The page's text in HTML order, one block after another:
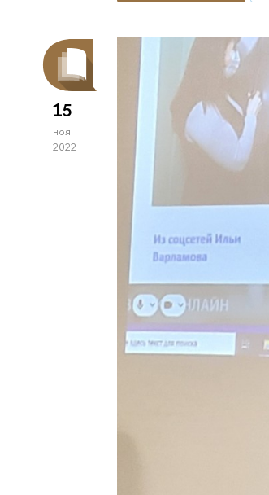
15
ноя
2022